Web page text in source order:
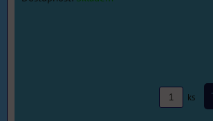
ks